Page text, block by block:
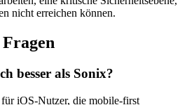
nicht erreichen können.
besser als Sonix?
iOS-Nutzer, die mobile-first